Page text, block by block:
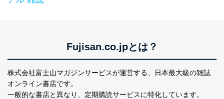
絡ください。
TEL：0570-200-223
FAX：03-5459-7073
e-mail： cs@fujisan.co.jp
改訂：2025年2月20日
制定：2005年4月1日
Fujisan.co.jpとは？
株式会社富士山マガジンサービスが運営する、
日本最大級の雑誌
オンライン書店です。
一般的な書店と異なり、 定期購読サービスに特化しています。